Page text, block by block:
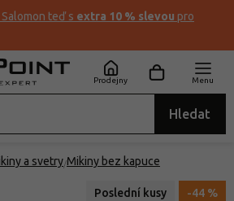
teď s extra 10 % slevou pro
Hledat
Prodejny Menu
a svetry Mikiny bez kapuce
-44 %
Poslední kusy